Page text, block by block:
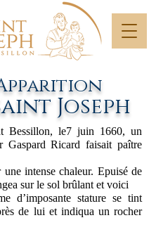
Joseph
Bessillon, le7 juin 1660, un
Gaspard Ricard faisait paître
une intense chaleur. Epuisé de
sur le sol brûlant et voici
d’imposante stature se tint
de lui et indiqua un rocher